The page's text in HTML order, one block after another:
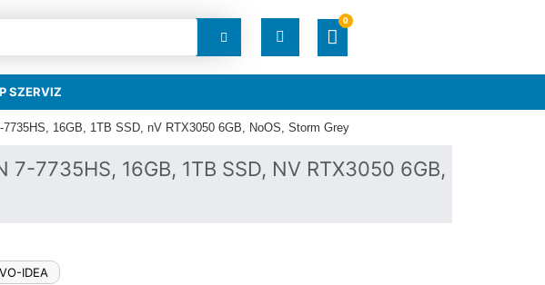
RENDELÉSEK
LETÖLTÉSEK
0
SZERVIZ
16GB, 1TB SSD, nV RTX3050 6GB, NoOS, Storm Grey
7-7735HS, 16GB, 1TB SSD, NV RTX3050 6GB,
IDEA